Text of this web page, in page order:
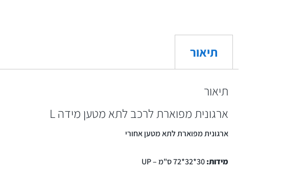
תיאור
תיאור
ארגונית מפוארת לרכב לתא מטען מידה L
ארגונית מפוארת לתא מטען אחורי
מידות:30*32*72 ס"מ – UP